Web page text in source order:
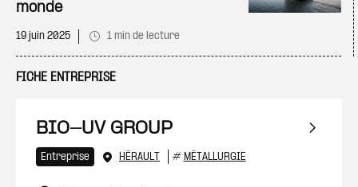
monde
19 juin 2025 1 min de lecture
FICHE ENTREPRISE
BIO-UV GROUP
Entreprise HÉRAULT # MÉTALLURGIE